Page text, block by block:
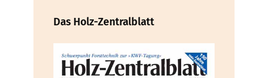
Das Holz-Zentralblatt